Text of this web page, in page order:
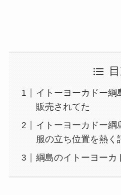
イトーヨーカドー綱
販売されてた
イトーヨーカドー綱
服の立ち位置を熱く
綱島のイトーヨーカ